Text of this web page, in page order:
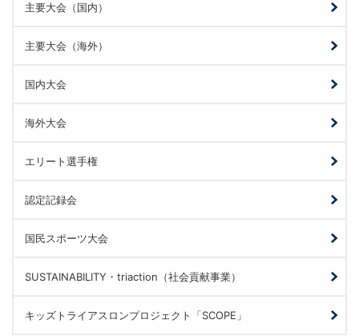
主要大会（国内）
主要大会（海外）
国内大会
海外大会
エリート選手権
認定記録会
国民スポーツ大会
SUSTAINABILITY・triaction（社会貢献事業）
キッズトライアスロンプロジェクト「SCOPE」